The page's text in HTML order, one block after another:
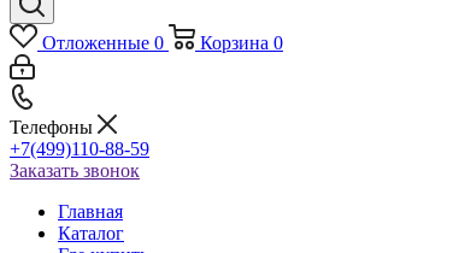
Отложенные 0 Корзина 0
Телефоны
+7(499)110-88-59
Заказать звонок
Главная
Каталог